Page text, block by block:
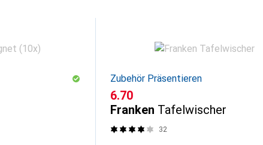
Zubehör Präsentieren
CHF
6.70
Franken Tafelwischer
32